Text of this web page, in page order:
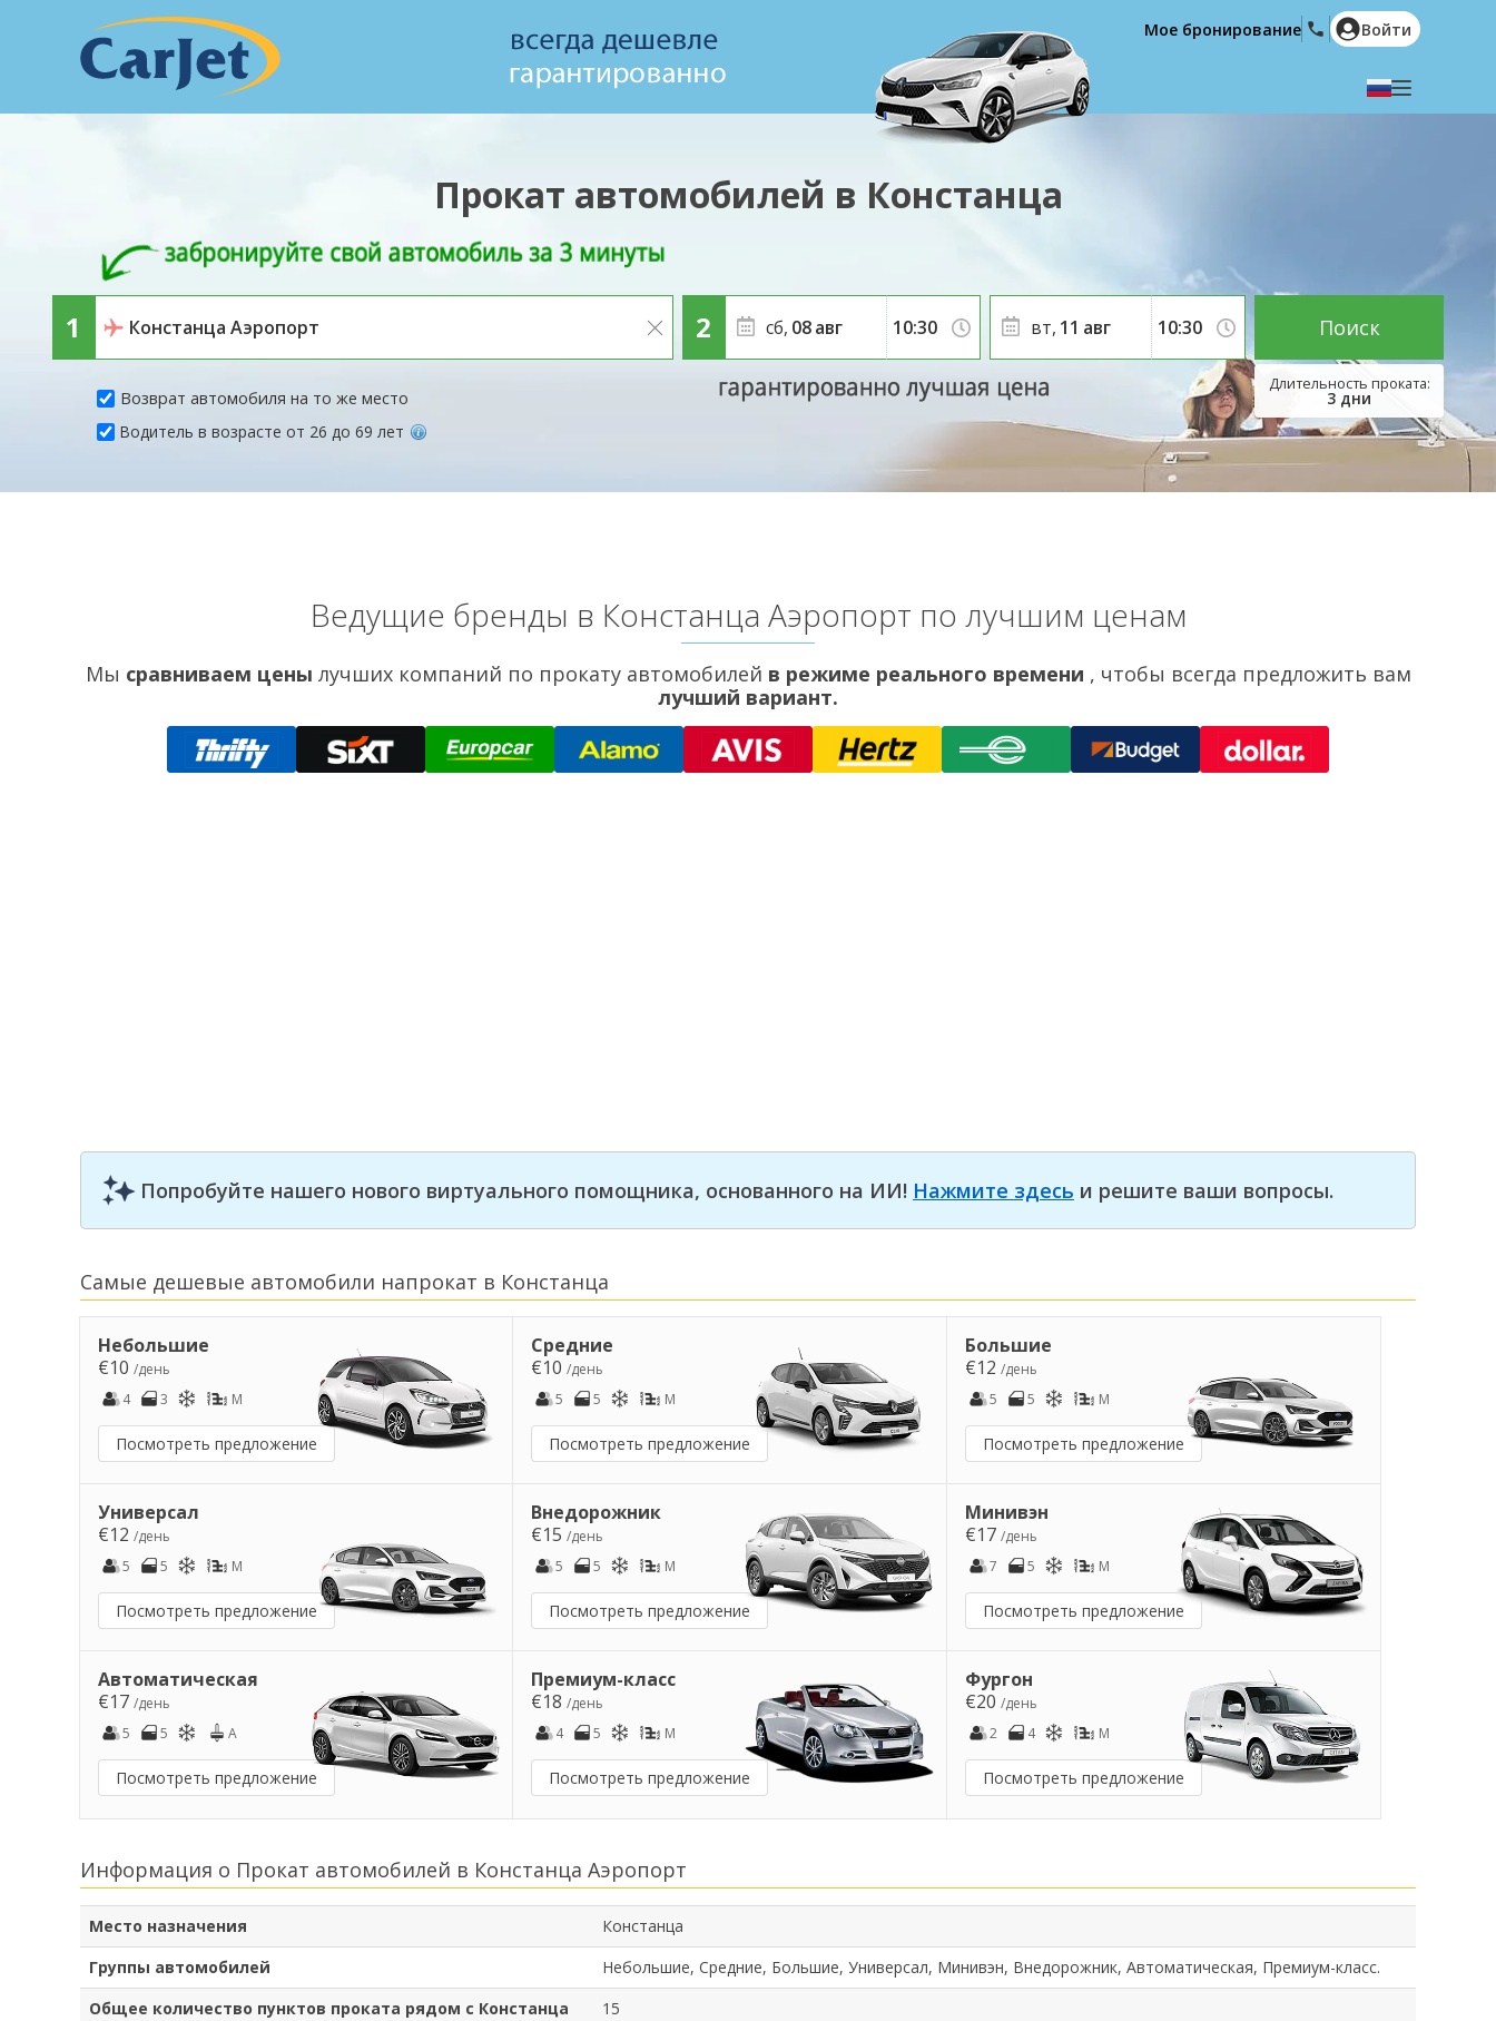
English (US)
Română
Ελληνικά
Hrvatski
العربية
Мое бронирование Войти
Прокат автомобилей в Констанца
Возврат автомобиля на то же место
сб, 08авг
3 дни
вт, 11 авг
Водитель в возрасте от 26 до 69 лет
Поиск
Ведущие бренды в Констанца Аэропорт по лучшим ценам
Мы сравниваем цены лучших компаний по прокату автомобилей в режиме реального времени , чтобы всегда предложить вам
лучший вариант.
Попробуйте нашего нового виртуального помощника, основанного на ИИ! Нажмите здесь и решите ваши вопросы.
Самые дешевые автомобили напрокат в Констанца
Небольшие
€10 /день
4
3 M
Посмотреть предложение
Средние
€10/день
5
5 M
Посмотреть предложение
Большие
€12 /день
5
5 M
Посмотреть предложение
Универсал
€12 /день
5
5 M
Посмотреть предложение
Внедорожник
€15/день
5
5 M
Посмотреть предложение
Минивэн
€17 /день
7
5 M
Посмотреть предложение
Автоматическая
€17 /день
5
5 A
Посмотреть предложение
Премиум-класс
€18/день
4
5 M
Посмотреть предложение
Фургон
€20 /день
2
4 M
Посмотреть предложение
Информация о Прокат автомобилей в Констанца Аэропорт
Место назначения
Констанца
Группы автомобилей
Небольшие, Средние, Большие, Универсал, Минивэн, Внедорожник, Автоматическая, Премиум-класс.
Общее количество пунктов проката рядом с Констанца
15